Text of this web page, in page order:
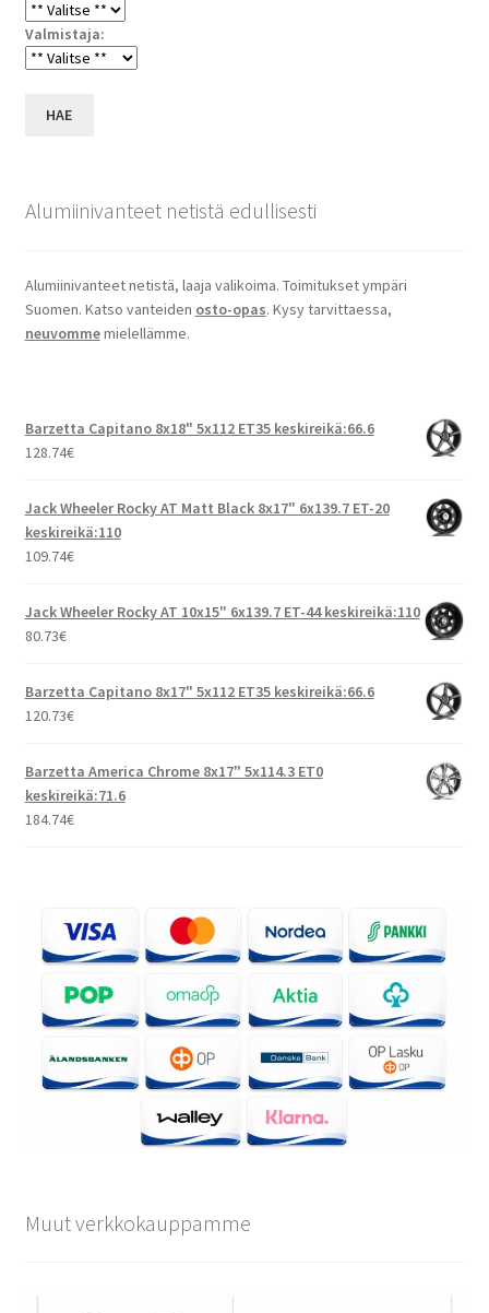
Valmistaja:
HAE
Alumiinivanteet netistä edullisesti
Alumiinivanteet netistä, laaja valikoima. Toimitukset ympäri
Suomen. Katso vanteiden osto-opas. Kysy tarvittaessa,
neuvommemielellämme.
Barzetta Capitano 8x18" 5x112 ET35 keskireikä:66.6
128.74€
Jack Wheeler Rocky AT Matt Black 8x17" 6x139.7 ET-20
keskireikä:110
109.74€
Jack Wheeler Rocky AT 10x15" 6x139.7 ET-44 keskireikä:110
80.73€
Barzetta Capitano 8x17" 5x112 ET35 keskireikä:66.6
120.73€
Barzetta America Chrome 8x17" 5x114.3 ET0
keskireikä:71.6
184.74€
Muut verkkokauppamme